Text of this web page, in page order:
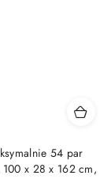
54 par
x 28 x 162 cm,